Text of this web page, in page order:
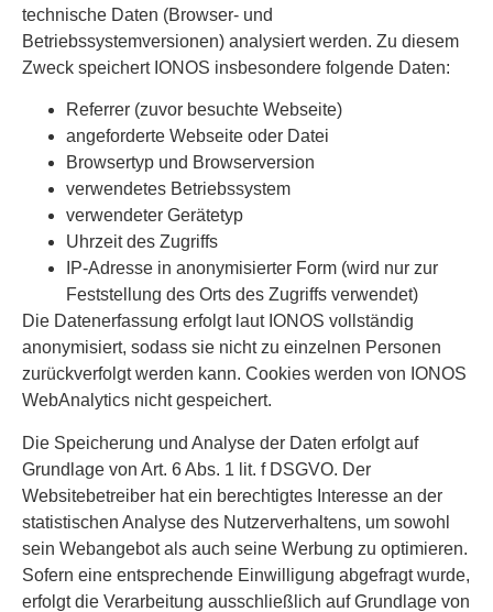
technische Daten (Browser- und
Betriebssystemversionen) analysiert werden. Zu diesem
Zweck speichert IONOS insbesondere folgende Daten:
Referrer (zuvor besuchte Webseite)
angeforderte Webseite oder Datei
Browsertyp und Browserversion
verwendetes Betriebssystem
verwendeter Gerätetyp
Uhrzeit des Zugriffs
IP-Adresse in anonymisierter Form (wird nur zur
Feststellung des Orts des Zugriffs verwendet)
Die Datenerfassung erfolgt laut IONOS vollständig
anonymisiert, sodass sie nicht zu einzelnen Personen
zurückverfolgt werden kann. Cookies werden von IONOS
WebAnalytics nicht gespeichert.
Die Speicherung und Analyse der Daten erfolgt auf
Grundlage von Art. 6 Abs. 1 lit. f DSGVO. Der
Websitebetreiber hat ein berechtigtes Interesse an der
statistischen Analyse des Nutzerverhaltens, um sowohl
sein Webangebot als auch seine Werbung zu optimieren.
Sofern eine entsprechende Einwilligung abgefragt wurde,
erfolgt die Verarbeitung ausschließlich auf Grundlage von